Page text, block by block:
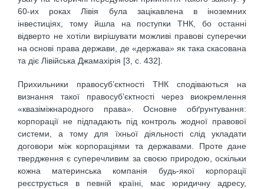
60-их роках Лівія була зацікавлена в іноземних
інвестиціях, тому йшла на поступки ТНК, бо останні
відверто не хотіли вирішувати можливі правові суперечки
на основі права держави, де «держава» як така скасована
та діє Лівійська Джамахірія [3, с. 432].
Прихильники правосуб’єктності ТНК сподіваються на
визнання такої правосуб’єктності через виокремлення
«квазіміжнародного права». Основне обґрунтування:
корпорації не підпадають під контроль жодної правової
системи, а тому для їхньої діяльності слід укладати
договори між корпораціями та державами. Проте дане
твердження є суперечливим за своєю природою, оскільки
кожна материнська компанія будь-якої корпорації
реєструється в певній країні, має юридичну адресу,